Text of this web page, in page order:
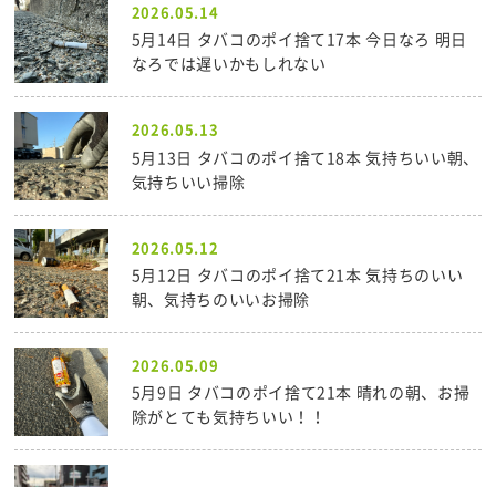
2026.05.14
5月14日 タバコのポイ捨て17本 今日なろ 明日
なろでは遅いかもしれない
2026.05.13
5月13日 タバコのポイ捨て18本 気持ちいい朝、
気持ちいい掃除
2026.05.12
5月12日 タバコのポイ捨て21本 気持ちのいい
朝、気持ちのいいお掃除
2026.05.09
5月9日 タバコのポイ捨て21本 晴れの朝、お掃
除がとても気持ちいい！！